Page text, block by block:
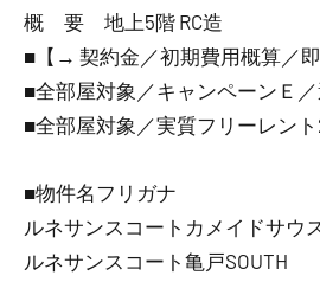
概 要 地上5階 RC造
■【→ 契約金／初期費用概算／即
■全部屋対象／キャンペーンＥ
■全部屋対象／実質フリーレント
■物件名フリガナ
ルネサンスコートカメイドサウ
ルネサンスコート亀戸SOUTH